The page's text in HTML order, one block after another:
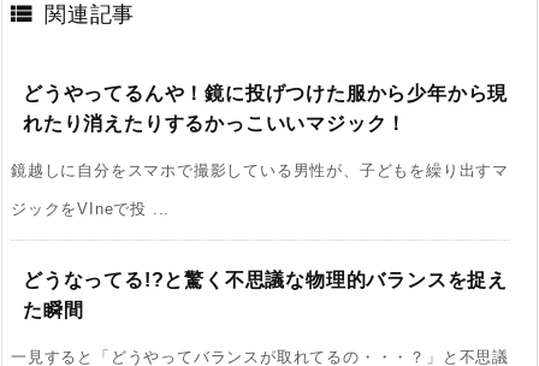
 関連記事
どうやってるんや！鏡に投げつけた服から少年から現
れたり消えたりするかっこいいマジック！
鏡越しに自分をスマホで撮影している男性が、子どもを繰り出すマ
ジックをVIneで投 ...
どうなってる!?と驚く不思議な物理的バランスを捉え
た瞬間
一見すると「どうやってバランスが取れてるの・・・？」と不思議